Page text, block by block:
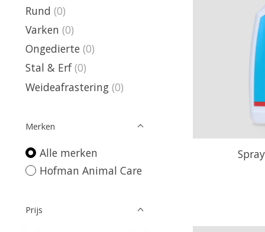
Rund (0)
Varken (0)
Ongedierte (0)
Stal & Erf (0)
Weideafrastering (0)
Merken
Alle merken
Hofman Animal Care
Prijs